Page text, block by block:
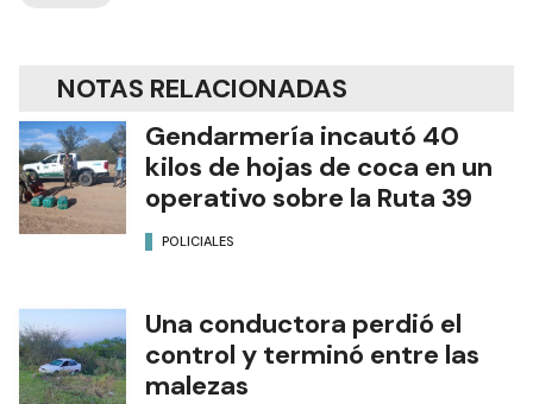
NOTAS RELACIONADAS
Gendarmería incautó 40
kilos de hojas de coca en un
operativo sobre la Ruta 39
POLICIALES
Una conductora perdió el
control y terminó entre las
malezas